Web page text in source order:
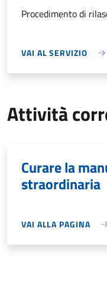
Procedimento di
VAI AL SERVIZIO
Attività
Curare la
straordinaria
VAI ALLA PAGINA